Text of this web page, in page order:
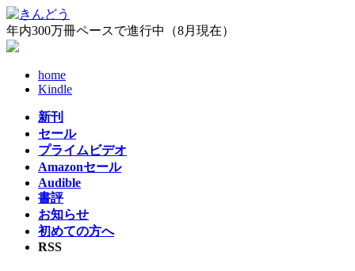
コ
ン
テ
ナ
ビ
ゲ
年内300万冊ペースで進行中（8月現在）
home
Kindle
新刊
セール
プライムビデオ
Amazonセール
Audible
書評
お知らせ
初めての方へ
RSS